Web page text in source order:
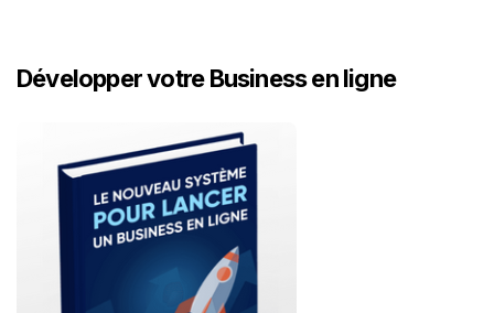
Développer votre Business en ligne